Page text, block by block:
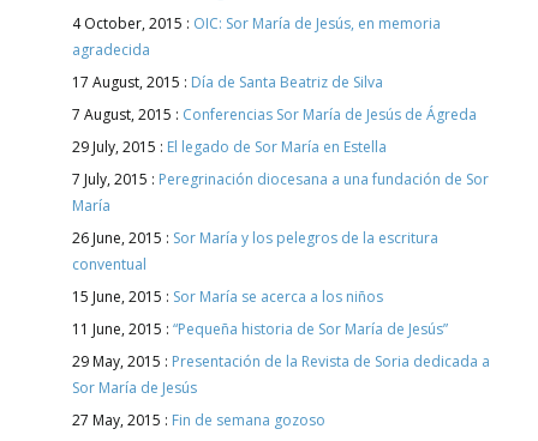
4 October, 2015 : OIC: Sor María de Jesús, en memoria
agradecida
17 August, 2015 : Día de Santa Beatriz de Silva
7 August, 2015 : Conferencias Sor María de Jesús de Ágreda
29 July, 2015 : El legado de Sor María en Estella
7 July, 2015 : Peregrinación diocesana a una fundación de Sor
María
26 June, 2015 : Sor María y los pelegros de la escritura
conventual
15 June, 2015 : Sor María se acerca a los niños
11 June, 2015 : “Pequeña historia de Sor María de Jesús”
29 May, 2015 : Presentación de la Revista de Soria dedicada a
Sor María de Jesús
27 May, 2015 : Fin de semana gozoso